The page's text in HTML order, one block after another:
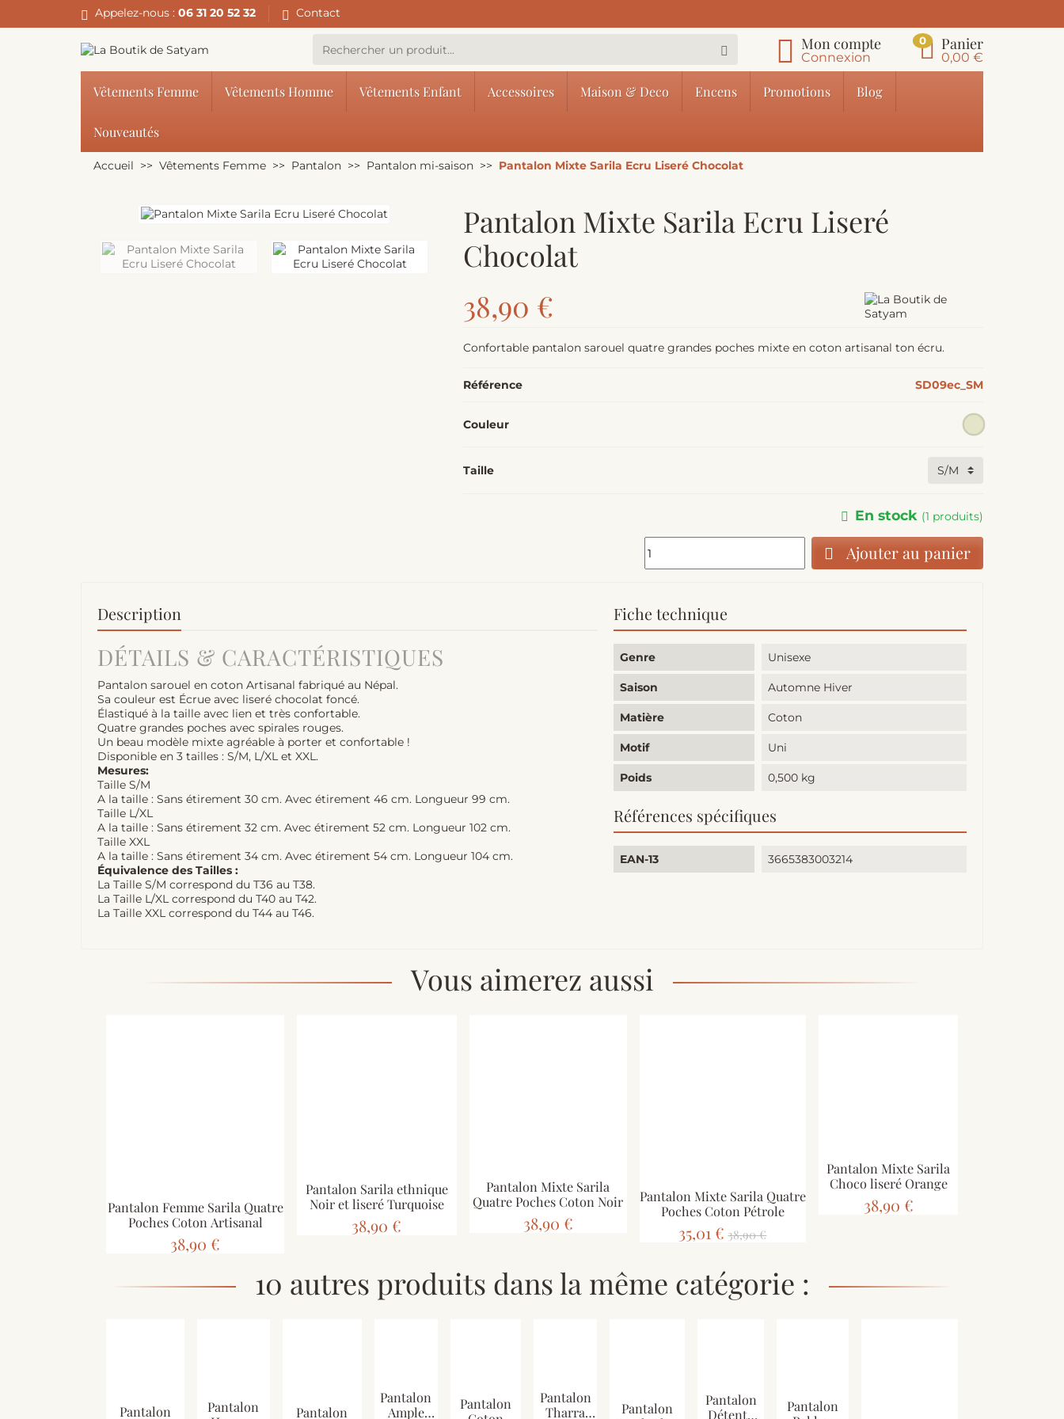
Appelez-nous : 06 31 20 52 32 Contact
Mon compte
Connexion
0 Panier
0,00 €
Vêtements Femme Vêtements Homme Vêtements Enfant Accessoires Maison & Deco Encens Promotions Blog
Nouveautés
Accueil Vêtements Femme Pantalon Pantalon mi-saison Pantalon Mixte Sarila Ecru Liseré Chocolat
Pantalon Mixte Sarila Ecru Liseré
Chocolat
38,90 €
Confortable pantalon sarouel quatre grandes poches mixte en coton artisanal ton écru.
Référence SD09ec_SM
Couleur
Taille
En stock (1 produits)
Ajouter au panier
Description
DÉTAILS & CARACTÉRISTIQUES
Pantalon sarouel en coton Artisanal fabriqué au Népal.
Sa couleur est Écrue avec liseré chocolat foncé.
Élastiqué à la taille avec lien et très confortable.
Quatre grandes poches avec spirales rouges.
Un beau modèle mixte agréable à porter et confortable !
Disponible en 3 tailles : S/M, L/XL et XXL.
Mesures:
Taille S/M
A la taille : Sans étirement 30 cm. Avec étirement 46 cm. Longueur 99 cm.
Taille L/XL
A la taille : Sans étirement 32 cm. Avec étirement 52 cm. Longueur 102 cm.
Taille XXL
A la taille : Sans étirement 34 cm. Avec étirement 54 cm. Longueur 104 cm.
Équivalence des Tailles :
La Taille S/M correspond du T36 au T38.
La Taille L/XL correspond du T40 au T42.
La Taille XXL correspond du T44 au T46.
Fiche technique
Genre Unisexe
Saison Automne Hiver
Matière Coton
Motif Uni
Poids 0,500 kg
Références spécifiques
EAN-13 3665383003214
Vous aimerez aussi
Pantalon Femme Sarila Quatre
Poches Coton Artisanal
38,90 €
Pantalon Sarila ethnique
Noir et liseré Turquoise
38,90 €
Pantalon Mixte Sarila
Quatre Poches Coton Noir
38,90 €
Pantalon Mixte Sarila Quatre
Poches Coton Pétrole
35,01 € 38,90 €
Pantalon Mixte Sarila
Choco liseré Orange
38,90 €
10 autres produits dans la même catégorie :
Pantalon
Pantalon
Pantalon
Pantalon
Ample
Pantalon
Pantalon
Tharra
Pantalon
Pantalon
Détente
Pantalon